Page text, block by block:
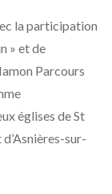
la participation
» et de
Parcours
églises de St
sur-